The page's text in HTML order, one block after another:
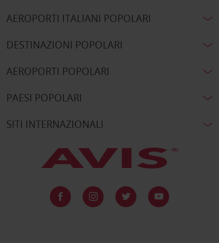
AEROPORTI ITALIANI POPOLARI
DESTINAZIONI POPOLARI
AEROPORTI POPOLARI
PAESI POPOLARI
SITI INTERNAZIONALI